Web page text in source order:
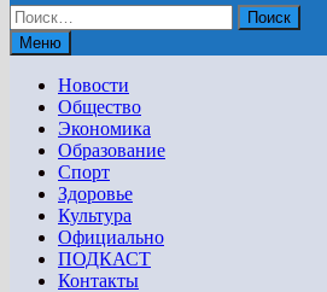
Найти:
Меню
Новости
Общество
Экономика
Образование
Спорт
Здоровье
Культура
Официально
ПОДКАСТ
Контакты